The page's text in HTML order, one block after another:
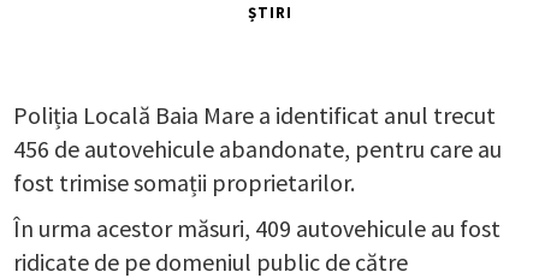
ȘTIRI
Poliția Locală Baia Mare a identificat anul trecut
456 de autovehicule abandonate, pentru care au
fost trimise somații proprietarilor.
În urma acestor măsuri, 409 autovehicule au fost
ridicate de pe domeniul public de către